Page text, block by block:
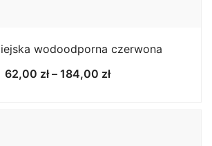
wodoodporna czerwona
62,00 zł – 184,00 złZakres